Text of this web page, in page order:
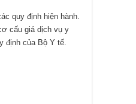
quy định hiện hành.
cấu giá dịch vụ y
định của Bộ Y tế.